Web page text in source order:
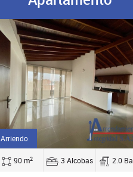
Arriendo
90 m2 3 Alcobas 2.0